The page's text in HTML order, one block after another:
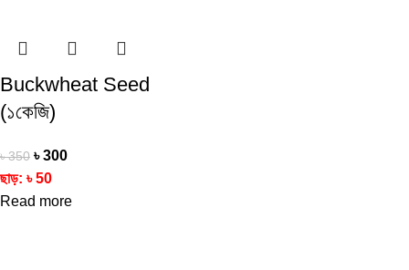
Buckwheat Seed
(১কেজি)
৳350 ৳300
ছাড়: ৳50
Read more